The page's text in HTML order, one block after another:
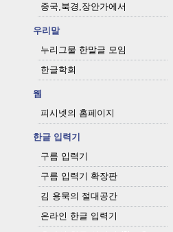
중국,북경,장안가에서
우리말
누리그물 한말글 모임
한글학회
웹
피시넷의 홈페이지
한글 입력기
구름 입력기
구름 입력기 확장판
김 용묵의 절대공간
온라인 한글 입력기